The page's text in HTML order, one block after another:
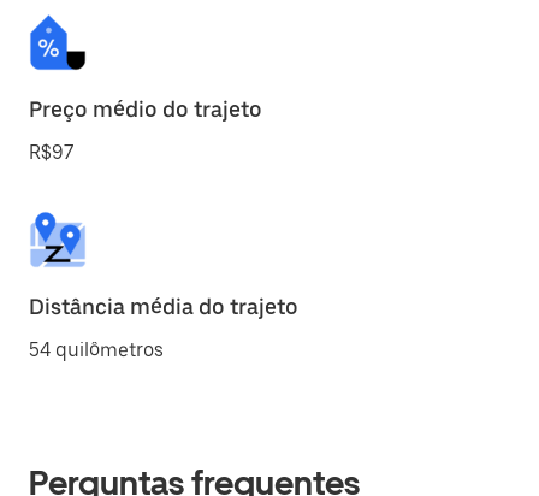
Preço médio do trajeto
R$97
Distância média do trajeto
54 quilômetros
Perguntas frequentes